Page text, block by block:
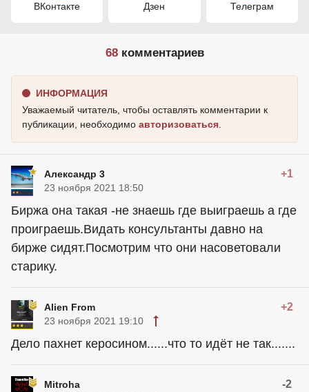
ВКонтакте Дзен Телеграм
68комментариев
ИНФОРМАЦИЯ
Уважаемый читатель, чтобы оставлять комментарии к
публикации, необходимо авторизоваться
Александр 3 +1
23 ноября 2021 18:50
Биржа она такая -не знаешь где выиграешь а где
проиграешь.Видать консультанты давно на
бирже сидят.Посмотрим что они насоветовали
старику.
Alien From +2
23 ноября 2021 19:10
Дело пахнет керосином......что то идёт не так.......
Mitroha -2